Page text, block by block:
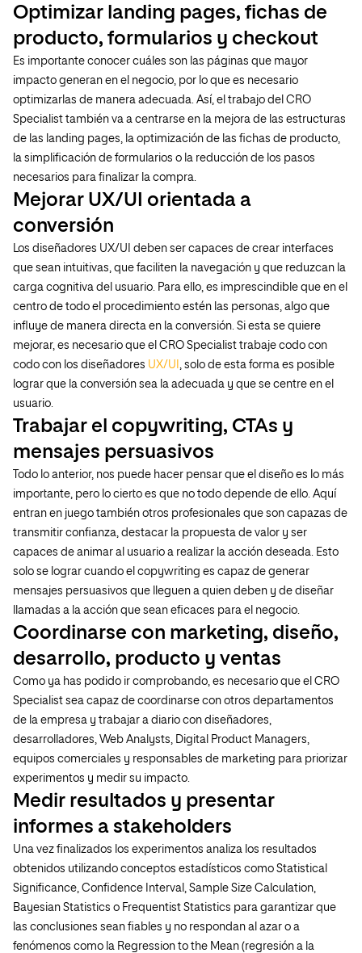
Optimizar landing pages, fichas de
producto, formularios y checkout
Es importante conocer cuáles son las páginas que mayor
impacto generan en el negocio, por lo que es necesario
optimizarlas de manera adecuada. Así, el trabajo del CRO
Specialist también va a centrarse en la mejora de las estructuras
de las landing pages, la optimización de las fichas de producto,
la simplificación de formularios o la reducción de los pasos
necesarios para finalizar la compra.
Mejorar UX/UI orientada a
conversión
Los diseñadores UX/UI deben ser capaces de crear interfaces
que sean intuitivas, que faciliten la navegación y que reduzcan la
carga cognitiva del usuario. Para ello, es imprescindible que en el
centro de todo el procedimiento estén las personas, algo que
influye de manera directa en la conversión. Si esta se quiere
mejorar, es necesario que el CRO Specialist trabaje codo con
codo con los diseñadores UX/UI , solo de esta forma es posible
lograr que la conversión sea la adecuada y que se centre en el
usuario.
Trabajar el copywriting, CTAs y
mensajes persuasivos
Todo lo anterior, nos puede hacer pensar que el diseño es lo más
importante, pero lo cierto es que no todo depende de ello. Aquí
entran en juego también otros profesionales que son capazas de
transmitir confianza, destacar la propuesta de valor y ser
capaces de animar al usuario a realizar la acción deseada. Esto
solo se lograr cuando el copywriting es capaz de generar
mensajes persuasivos que lleguen a quien deben y de diseñar
llamadas a la acción que sean eficaces para el negocio.
Coordinarse con marketing, diseño,
desarrollo, producto y ventas
Como ya has podido ir comprobando, es necesario que el CRO
Specialist sea capaz de coordinarse con otros departamentos
de la empresa y trabajar a diario con diseñadores,
desarrolladores, Web Analysts, Digital Product Managers,
equipos comerciales y responsables de marketing para priorizar
experimentos y medir su impacto.
Medir resultados y presentar
informes a stakeholders
Una vez finalizados los experimentos analiza los resultados
obtenidos utilizando conceptos estadísticos como Statistical
Significance, Confidence Interval, Sample Size Calculation,
Bayesian Statistics o Frequentist Statistics para garantizar que
las conclusiones sean fiables y no respondan al azar o a
fenómenos como la Regression to the Mean (regresión a la